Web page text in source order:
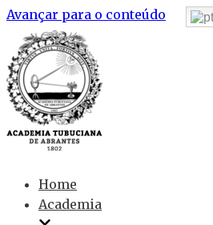
Avançar para o conteúdo
Home
Academia